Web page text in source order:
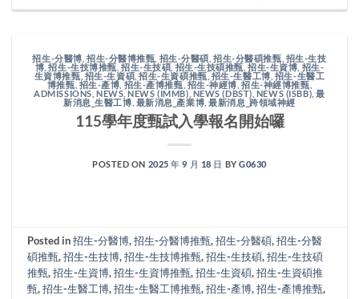
招生-分醫博 招生-分醫博推甄 招生-分醫碩 ,招生-分醫碩推甄 招生-生技
博 ,招生-生技博推甄 ,招生-生技碩 招生-生技碩推甄 ,招生-生資博 招生-
生資博推甄, 招生-生資碩 ,招生-生資碩推甄, 招生-生醫工博 招生-生醫工
博推甄,招生-產博 ,招生-產博推甄, 招生-神經博 ,招生-神經博推甄
ADMISSIONS NEWS,NEWS (IMMB),NEWS (DBST) NEWS (ISBB) ,最
新消息_生醫工博 最新消息_產業博 ,最新消息_跨領域神經
115學年度甄試入學報名開始囉
POSTED ON 2025 年 9 月 18 日 BYG0630
Posted in招生-分醫博,招生-分醫博推甄,招生-分醫碩,招生-分醫
碩推甄,招生-生技博,招生-生技博推甄,招生-生技碩,招生-生技碩
推甄,招生-生資博,招生-生資博推甄,招生-生資碩,招生-生資碩推
甄,招生-生醫工博,招生-生醫工博推甄,招生-產博,招生-產博推甄,